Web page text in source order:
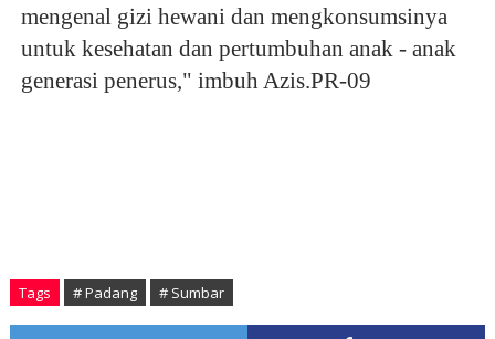
mengenal gizi hewani dan mengkonsumsinya
untuk kesehatan dan pertumbuhan anak - anak
generasi penerus," imbuh Azis.PR-09
Tags # Padang # Sumbar